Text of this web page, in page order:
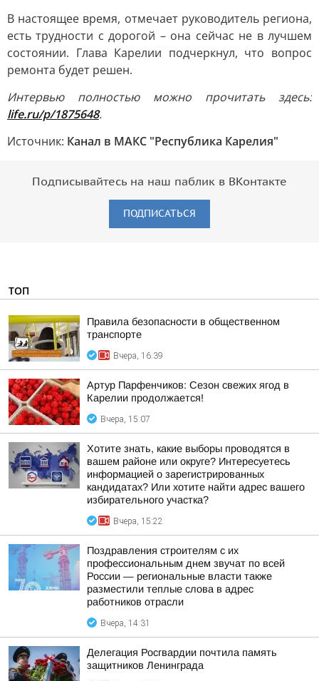
В настоящее время, отмечает руководитель региона,
есть трудности с дорогой – она сейчас не в лучшем
состоянии. Глава Карелии подчеркнул, что вопрос
ремонта будет решен.
Интервью полностью можно прочитать здесь:
life.ru/p/1875648.
Источник: Канал в МАКС "Республика Карелия"
Подписывайтесь на наш паблик в ВКонтакте
ПОДПИСАТЬСЯ
ТОП
Правила безопасности в общественном
транспорте
Вчера, 16:39
Артур Парфенчиков: Сезон свежих ягод в
Карелии продолжается!
Вчера, 15:07
Хотите знать, какие выборы проводятся в
вашем районе или округе? Интересуетесь
информацией о зарегистрированных
кандидатах? Или хотите найти адрес вашего
избирательного участка?
Вчера, 15:22
Поздравления строителям с их
профессиональным днем звучат по всей
России — региональные власти также
разместили теплые слова в адрес
работников отрасли
Вчера, 14:31
Делегация Росгвардии почтила память
защитников Ленинграда